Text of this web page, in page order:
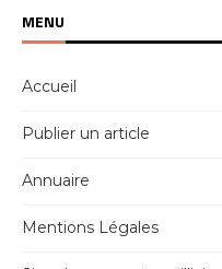
MENU
Accueil
Publier un article
Annuaire
Mentions Légales